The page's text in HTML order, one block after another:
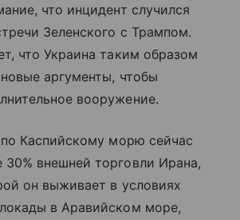
что инцидент случился
Зеленского с Трампом.
что Украина таким образом
аргументы, чтобы
вооружение.
Каспийскому морю сейчас
внешней торговли Ирана,
он выживает в условиях
в Аравийском море,